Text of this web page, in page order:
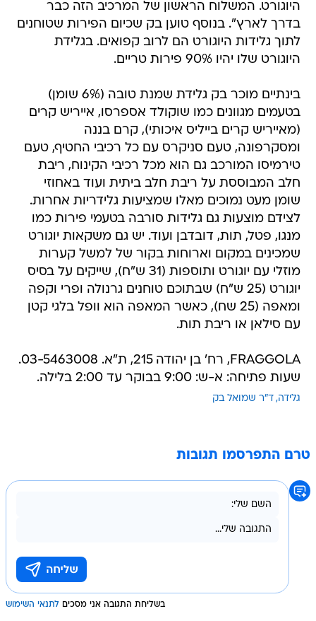
היוגורט. המשלוח הראשון של המרכיב הזה כבר
בדרך לארץ". בנוסף טוען בק שכיום הפירות שטוחנים
לתוך גלידות היוגורט הם לרוב קפואים. בגלידת
היוגורט שלו יהיו 90% פירות טריים.
בינתיים מוכר בק גלידת שמנת טובה (6% שומן)
בטעמים מגוונים כמו שוקולד אספרסו, אייריש קרים
(מאייריש קרים בייליס איכותי), קרם בננה
ומסקרפונה, טעם סניקרס עם כל רכיבי החטיף, טעם
טירמיסו המורכב גם הוא מכל רכיבי הקינוח, ריבת
חלב המבוססת על ריבת חלב ביתית ועוד באחוזי
שומן מעט נמוכים מאלו שמציעות גלידריות אחרות.
לצידם מוצעות גם גלידות סורבה בטעמי פירות כמו
מנגו, פטל, תות, דובדבן ועוד. יש גם משקאות יוגורט
שמכינים במקום וארוחות בקור של למשל קערות
מוזלי עם יוגורט ותוספות (31 ש"ח), שייקים על בסיס
יוגורט (25 ש"ח) שבתוכם טוחנים גרנולה ופרי וקפה
ומאפה (25 שח), כאשר המאפה הוא וופל בלגי קטן
עם סילאן או ריבת תות.
FRAGGOLA, רח' בן יהודה 215, ת"א. 03-5463008.
שעות פתיחה: א-ש: 9:00 בבוקר עד 2:00 בלילה.
גלידה ד"ר שמואל בק
טרם התפרסמו תגובות
בשליחת התגובה אני מסכים לתנאי השימוש